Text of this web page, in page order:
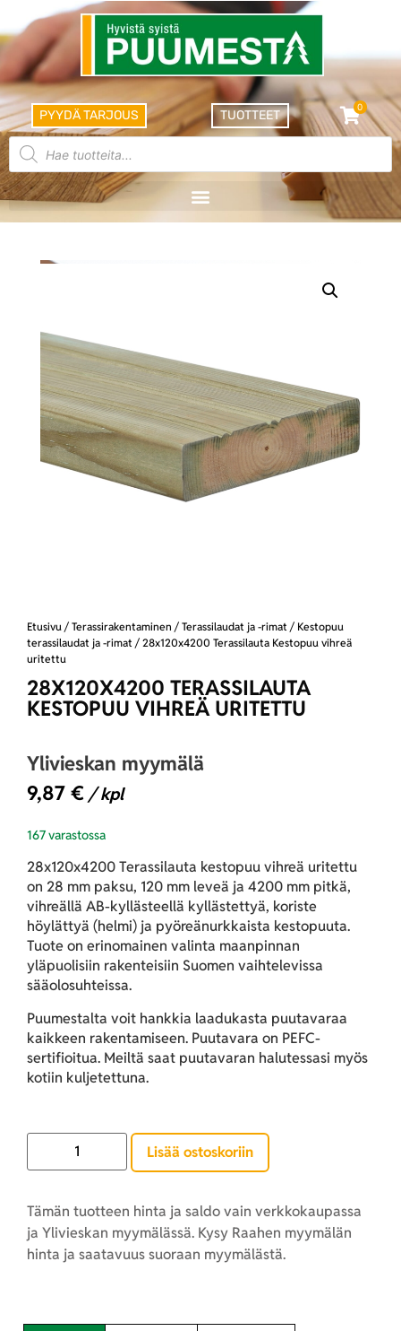
PYYDÄ TARJOUS TUOTTEET
0
Etusivu / Terassirakentaminen / Terassilaudat ja -rimat / Kestopuu
terassilaudat ja -rimat / 28x120x4200 Terassilauta Kestopuu vihreä
uritettu
28X120X4200 TERASSILAUTA
KESTOPUU VIHREÄ URITETTU
Ylivieskan myymälä
9,87 € / kpl
167 varastossa
28x120x4200 Terassilauta kestopuu vihreä uritettu
on 28 mm paksu, 120 mm leveä ja 4200 mm pitkä,
vihreällä AB-kyllästeellä kyllästettyä, koriste
höylättyä (helmi) ja pyöreänurkkaista kestopuuta.
Tuote on erinomainen valinta maanpinnan
yläpuolisiin rakenteisiin Suomen vaihtelevissa
sääolosuhteissa.
Puumestalta voit hankkia laadukasta puutavaraa
kaikkeen rakentamiseen. Puutavara on PEFC-
sertifioitua. Meiltä saat puutavaran halutessasi myös
kotiin kuljetettuna.
Lisää ostoskoriin
Tämän tuotteen hinta ja saldo vain verkkokaupassa
ja Ylivieskan myymälässä. Kysy Raahen myymälän
hinta ja saatavuus suoraan myymälästä.